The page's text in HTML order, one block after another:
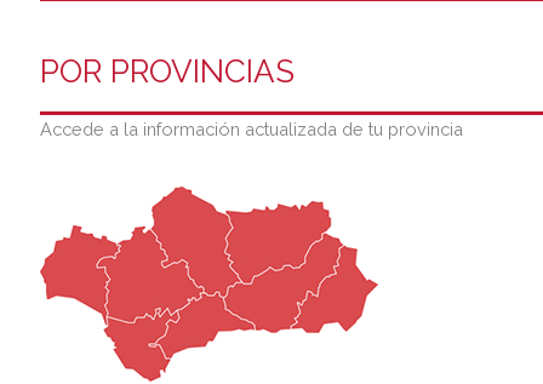
POR PROVINCIAS
Accede a la información actualizada de tu provincia